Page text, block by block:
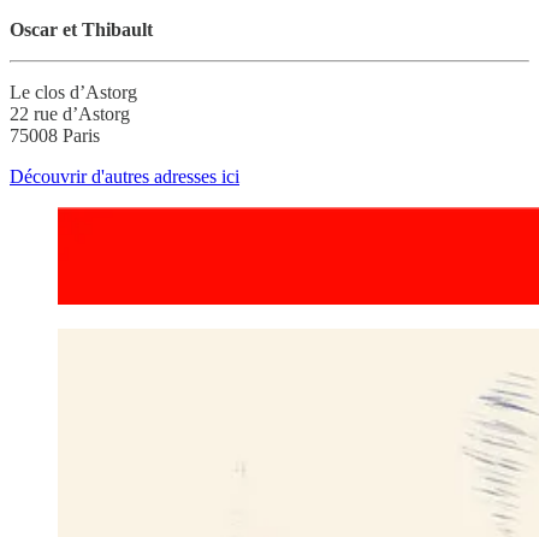
Oscar et Thibault
Le clos d’Astorg
22 rue d’Astorg
75008 Paris
Découvrir d'autres adresses ici